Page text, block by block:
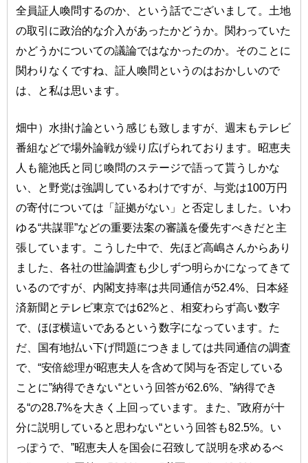
全員証人喚問するのか、という話でございまして。土地
の取引に政治的な介入があったかどうか。関わっていた
かどうかについての議論ではなかったのか。そのことに
関わりなくですね、証人喚問というのはおかしいので
は、と私は思います。
畑中）水掛け論という感じも致しますが、週末もテレビ
番組などで場外論戦が繰り広げられております。昭恵夫
人も籠池氏と同じ喚問のステージで語って貰うしかな
い、と野党は強調しているわけですが、与党は100万円
の寄付については「証拠がない」と否定しました。いわ
ゆる“共謀罪”などの重要法案の審議を優先すべきだと主
張しています。こうした中で、先ほど高嶋さんからあり
ました、各社の世論調査も少しずつ明らかになってきて
いるのですが、内閣支持率は共同通信が52.4%、日本経
済新聞とテレビ東京では62%と、相変わらず高い数字
で、ほぼ横這いであるという数字になっています。た
だ、国有地払い下げ問題につきましては共同通信の調査
で、“安倍総理が昭恵夫人を含めて関与を否定している
ことに”納得できない“という回答が62.6%、”納得でき
る“の28.7%を大きく上回っています。また、”政府が十
分に説明していると思わない“という回答も82.5%。い
っぽうで、”昭恵夫人を国会に召致して説明を求めるべ